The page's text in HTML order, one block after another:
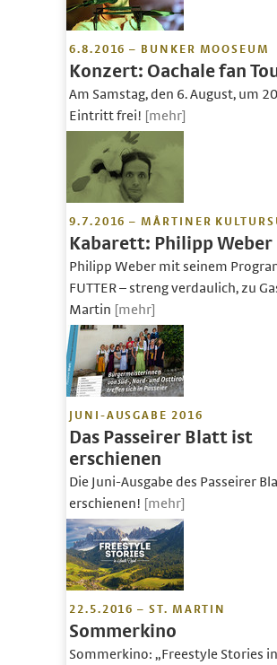
6.8.2016 – BUNKER MOOSEUM
Konzert: Oachale fan
Am Samstag, den 6. August, um
Eintritt frei! [mehr]
9.7.2016 – MÅRTINER
Kabarett: Philipp Weber
Philipp Weber mit seinem
FUTTER – streng verdaulich, zu
Martin [mehr]
JUNI-AUSGABE 2016
Das Passeirer Blatt ist
erschienen
Die Juni-Ausgabe des Passeirer
erschienen! [mehr]
22.5.2016 – ST. MARTIN
Sommerkino
Sommerkino: „Freestyle Stories